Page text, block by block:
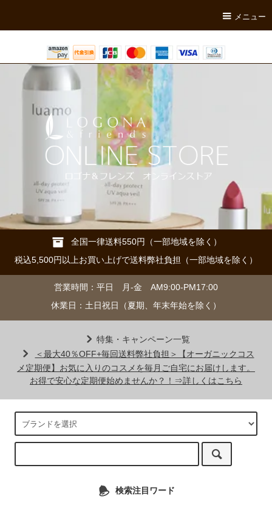
メニュー
全国一律送料550円（一部地域を除く）
税込5,500円以上お買い上げで送料弊社負担（一部地域を除く）
営業時間：平日 月-金 AM9:00-PM17:00
休業日：土日祝日（夏期、年末年始を除く）
特集・キャンペーン一覧
＜最大40％OFF+毎回送料弊社負担＞【オーガニックコス
メ定期便】お気に入りのコスメを毎月ご自宅にお届けします。
お得で安心な定期便始めませんか？！⇒詳しくはこちら
検索注目ワード